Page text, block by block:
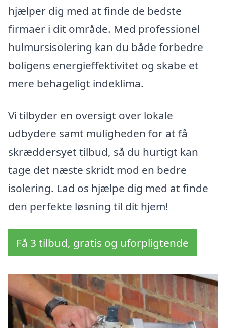
hjælper dig med at finde de bedste
firmaer i dit område. Med professionel
hulmursisolering kan du både forbedre
boligens energieffektivitet og skabe et
mere behageligt indeklima.
Vi tilbyder en oversigt over lokale
udbydere samt muligheden for at få
skræddersyet tilbud, så du hurtigt kan
tage det næste skridt mod en bedre
isolering. Lad os hjælpe dig med at finde
den perfekte løsning til dit hjem!
Få 3 tilbud, gratis og uforpligtende